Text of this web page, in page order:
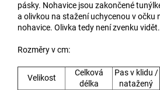
pásky. Nohavice jsou zakončené
a olivkou na stažení uchycenou v očku
nohavice. Olivka tedy není zvenku vidět.
Rozměry v cm:
Velikost
Celková
délka
Pas v klidu /
natažený